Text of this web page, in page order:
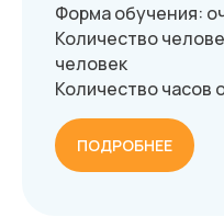
Форма обучения:
Количество
человек
Количество часов
ПОДРОБНЕЕ